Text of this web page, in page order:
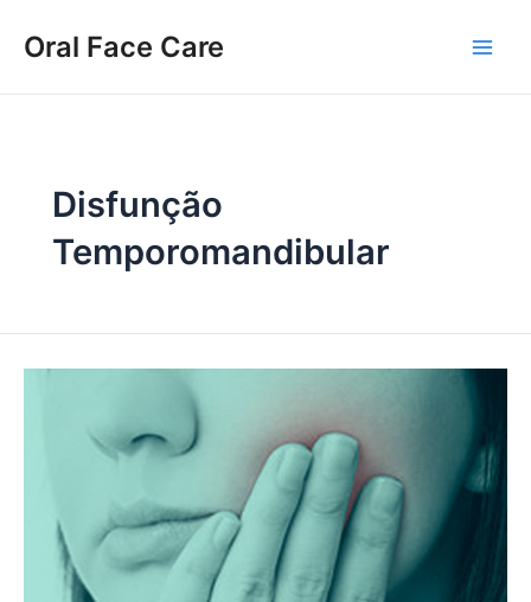
paraOral Face Care
Disfunção
Temporomandibular